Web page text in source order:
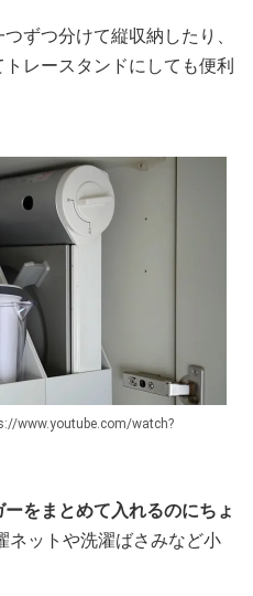
ずつ分けて縦収納したり、
レースタンドにしても便利
www.youtube.com/watch?
をまとめて入れるのにちょ
ネットや洗濯ばさみなど小